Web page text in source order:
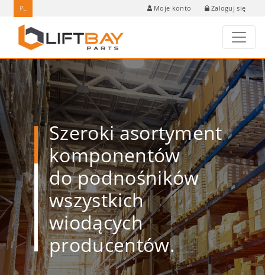
PL Moje konto Zaloguj się
Szeroki asortyment
komponentów
do podnośników
wszystkich
wiodących
producentów.